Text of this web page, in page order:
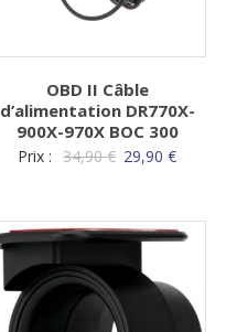
OBD II Câble
d’alimentation DR770X-
900X-970X BOC 300
Prix : 34,90€ Le
était :
34,90 €.
29,90€Le
est :